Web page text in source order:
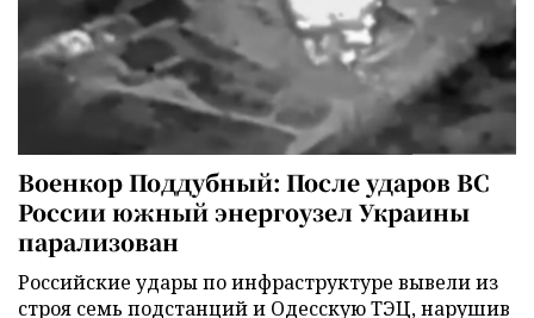
Военкор Поддубный: После ударов ВС
России южный энергоузел Украины
парализован
Российские удары по инфраструктуре вывели из
строя семь подстанций и Одесскую ТЭЦ, нарушив